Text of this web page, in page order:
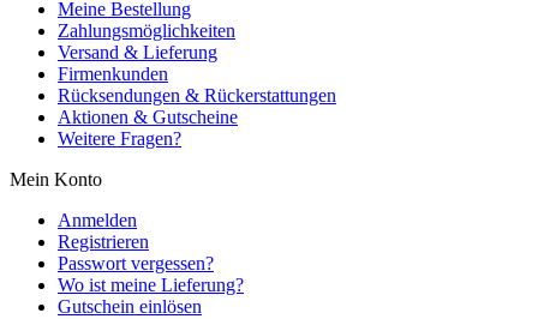
Meine Bestellung
Zahlungsmöglichkeiten
Versand & Lieferung
Firmenkunden
Rücksendungen & Rückerstattungen
Aktionen & Gutscheine
Weitere Fragen?
Mein Konto
Anmelden
Registrieren
Passwort vergessen?
Wo ist meine Lieferung?
Gutschein einlösen